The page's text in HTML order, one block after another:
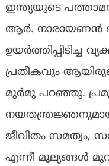
ഇന്ത്യയുടെ
ആർ. നാരായണൻ
ഉയർത്തിപ്പിടിച്ച
പ്രതീകവും
മുർമു പറഞ്ഞു.
ജീവിതം
എന്നീ മൂല്യങ്ങൾ